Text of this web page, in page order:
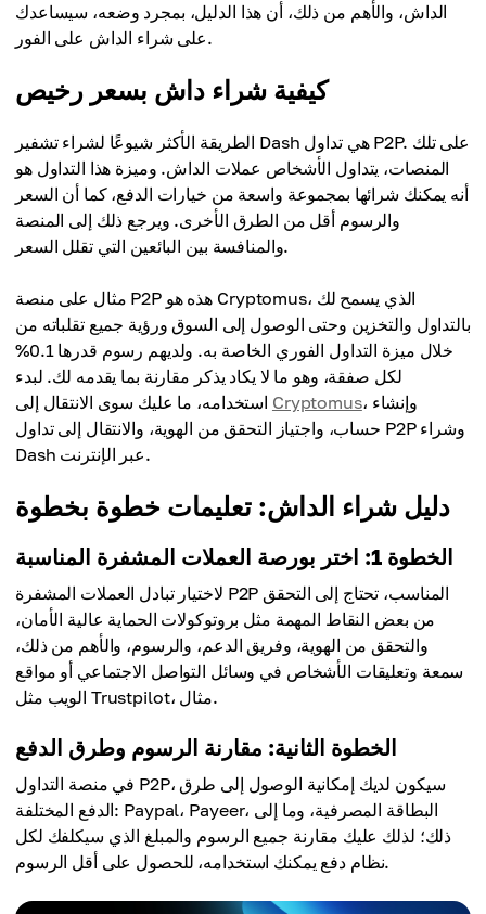
الداش، والأهم من ذلك، أن هذا الدليل، بمجرد وضعه، سيساعدك
على شراء الداش على الفور.
كيفية شراء داش بسعر رخيص
الطريقة الأكثر شيوعًا لشراء تشفير Dash هي تداول P2P. على تلك
المنصات، يتداول الأشخاص عملات الداش. وميزة هذا التداول هو
أنه يمكنك شرائها بمجموعة واسعة من خيارات الدفع، كما أن السعر
والرسوم أقل من الطرق الأخرى. ويرجع ذلك إلى المنصة
والمنافسة بين البائعين التي تقلل السعر.
مثال على منصة P2P هذه هو Cryptomus، الذي يسمح لك
بالتداول والتخزين وحتى الوصول إلى السوق ورؤية جميع تقلباته من
خلال ميزة التداول الفوري الخاصة به. ولديهم رسوم قدرها 0.1%
لكل صفقة، وهو ما لا يكاد يذكر مقارنة بما يقدمه لك. لبدء
Cryptomus، وإنشاء
حساب، واجتياز التحقق من الهوية، والانتقال إلى تداول P2P وشراء
Dash عبر الإنترنت.
دليل شراء الداش: تعليمات خطوة بخطوة
الخطوة 1: اختر بورصة العملات المشفرة المناسبة
لاختيار تبادل العملات المشفرة P2P المناسب، تحتاج إلى التحقق
من بعض النقاط المهمة مثل بروتوكولات الحماية عالية الأمان،
والتحقق من الهوية، وفريق الدعم، والرسوم، والأهم من ذلك،
سمعة وتعليقات الأشخاص في وسائل التواصل الاجتماعي أو مواقع
الويب مثل Trustpilot، مثال.
الخطوة الثانية: مقارنة الرسوم وطرق الدفع
في منصة التداول P2P، سيكون لديك إمكانية الوصول إلى طرق
الدفع المختلفة: Paypal، Payeer، البطاقة المصرفية، وما إلى
ذلك؛ لذلك عليك مقارنة جميع الرسوم والمبلغ الذي سيكلفك لكل
نظام دفع يمكنك استخدامه، للحصول على أقل الرسوم.